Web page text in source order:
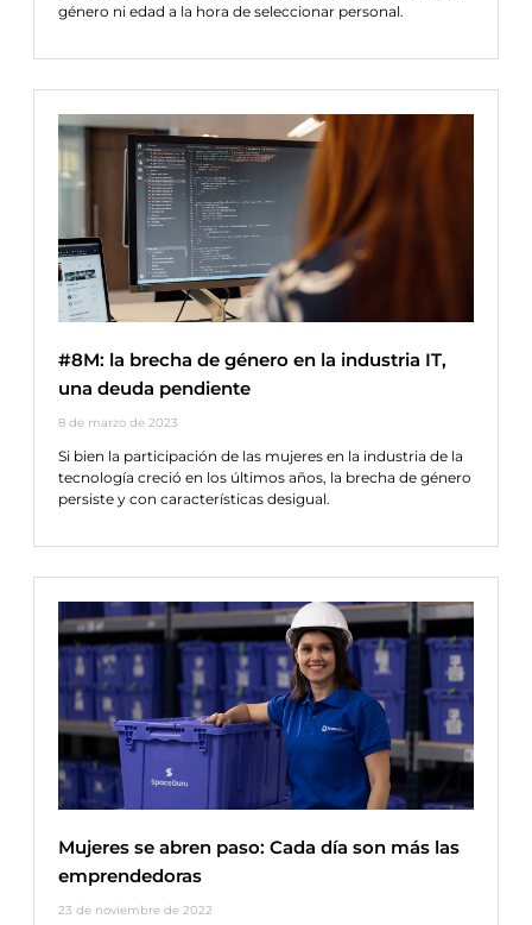
género ni edad a la hora de seleccionar personal.
#8M: la brecha de género en la industria IT,
una deuda pendiente
8 de marzo de 2023
Si bien la participación de las mujeres en la industria de la
tecnología creció en los últimos años, la brecha de género
persiste y con características desigual.
Mujeres se abren paso: Cada día son más las
emprendedoras
23 de noviembre de 2022